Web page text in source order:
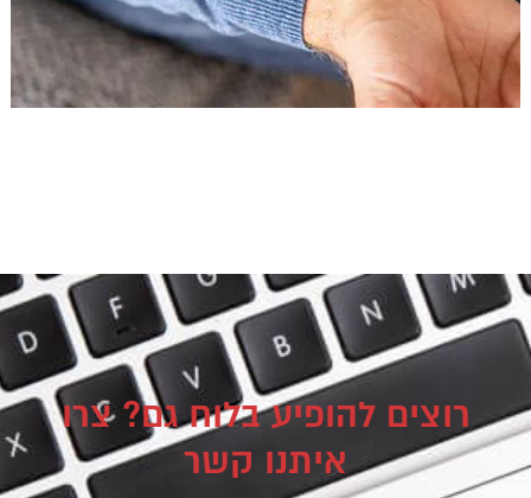
רוצים להופיע בלוח גם? צרו
איתנו קשר